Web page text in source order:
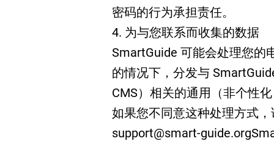
密码的行为承担责任。
4. 为与您联系而收集的数据
SmartGuide 可能会处理您的
的情况下，分发与
CMS）相关的通用（非个性
如果您不同意这种处理方式
support@smart-